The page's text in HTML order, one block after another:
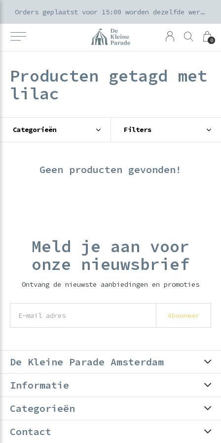
0
Orders geplaatst voor 15:00 worden dezelfde werkdag verzonden
Producten getagd met
lilac
Categorieën Filters
Geen producten gevonden!
Meld je aan voor
onze nieuwsbrief
Ontvang de nieuwste aanbiedingen en promoties
Abonneer
De Kleine Parade Amsterdam
Informatie
Categorieën
Contact